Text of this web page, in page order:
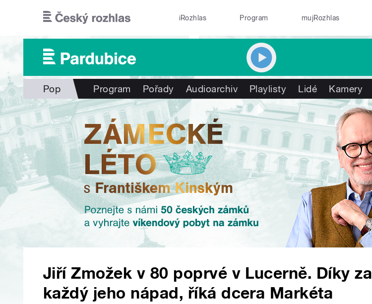
iRozhlas Program mujRozhlas
Pop Program Pořady Audioarchiv Playlisty Lidé Kamery
Jiří Zmožek v 80 poprvé v Lucerně. Díky za
každý jeho nápad, říká dcera Markéta